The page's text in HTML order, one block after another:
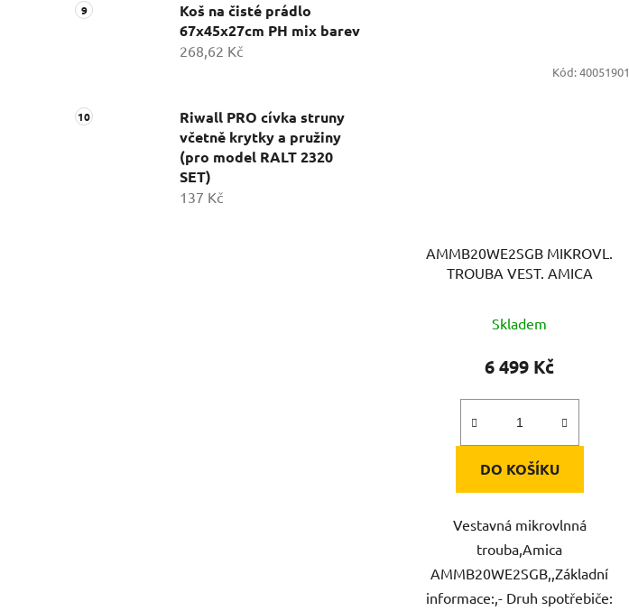
Koš na čisté prádlo
67x45x27cm PH mix barev
268,62 Kč
Riwall PRO cívka struny
včetně krytky a pružiny
(pro model RALT 2320
SET)
137 Kč
AMMB20WE2SGB MIKROVL.
TROUBA VEST. AMICA
Skladem
6 499 Kč
DO KOŠÍKU
Vestavná mikrovlnná
trouba,Amica
AMMB20WE2SGB,,Základní
informace:,- Druh spotřebiče:
Kód:40051901